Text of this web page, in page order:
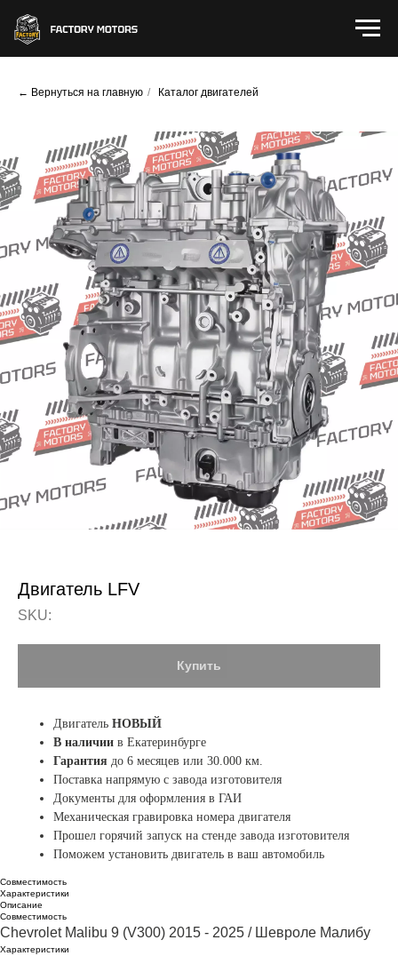
← Вернуться на главную / Каталог двигателей
Двигатель LFV
SKU:
Купить
Двигатель НОВЫЙ
В наличии в Екатеринбурге
Гарантия до 6 месяцев или 30.000 км.
Поставка напрямую с завода изготовителя
Документы для оформления в ГАИ
Механическая гравировка номера двигателя
Прошел горячий запуск на стенде завода изготовителя
Поможем установить двигатель в ваш автомобиль
Совместимость
Характеристики
Описание
Совместимость
Chevrolet Malibu 9 (V300) 2015 - 2025 / Шевроле Малибу
Характеристики